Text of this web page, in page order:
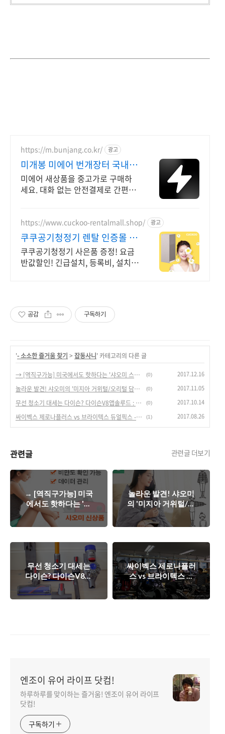
https://m.bunjang.co.kr/ 광고
미개봉 미에어 번개장터 국내
최대 브랜드 중고거래
미에어 새상품을 중고가로 구매하
세요. 대화 없는 안전결제로 간편하
규 상품 업로드
https://www.cuckoo-rentalmall.shop/ 광고
쿠쿠공기청정기 렌탈 인증몰 제
휴카드 할인 시 요금 0원
쿠쿠공기청정기 사은품 증정! 요금
반값할인! 긴급설치, 등록비, 설치비
공감 구독하기
'- 소소한 즐거움 찾기 > 잡동사니' 카테고리의 다른 글
→ [역직구가능] 미국에서도 핫하다는 '샤오미 스마트 지방 체중계' 최저가 구매 방법 (0) 2017.12.16
놀라운 발견! 샤오미의 '미지아 거위털/오리털 담요', 겨울 필수 아이템? (0) 2017.11.05
무선 청소기 대세는 다이슨? 다이슨V8앱솔루드 : 직구가 국내보다 25만원 싸다. (0) 2017.10.14
싸이벡스 제로나플러스 vs 브라이텍스 듀얼픽스 - 회전형 카시트 정보(최저가) (1) 2017.08.26
관련글 관련글 더보기
→ [역직구가능] 미국
에서도 핫하다는 '샤
오미 스마트 지방 체
중계' 최저가 구매 방
놀라운 발견! 샤오미
의 '미지아 거위털/오
리털 담요', 겨울 필수
아이템?
무선 청소기 대세는
다이슨? 다이슨V8앱
솔루드 : 직구가 국내
보다 25만원 싸다.
싸이벡스 제로나플러
스 vs 브라이텍스 듀
얼픽스 - 회전형 카시
트 정보(최저가)
엔조이 유어 라이프 닷컴!
하루하루를 맞이하는 즐거움! 엔조이 유어 라이프
닷컴!
구독하기